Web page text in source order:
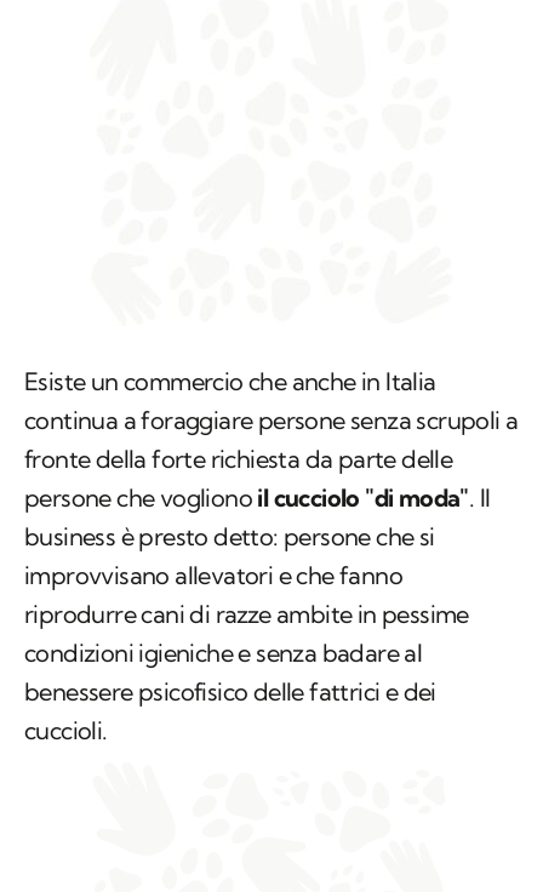
Esiste un commercio che anche in Italia
continua a foraggiare persone senza scrupoli a
fronte della forte richiesta da parte delle
persone che vogliono il cucciolo "di moda". Il
business è presto detto: persone che si
improvvisano allevatori e che fanno
riprodurre cani di razze ambite in pessime
condizioni igieniche e senza badare al
benessere psicofisico delle fattrici e dei
cuccioli.